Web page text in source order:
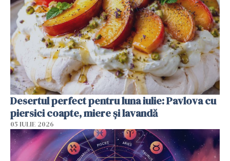
Desertul perfect pentru luna iulie: Pavlova cu
piersici coapte, miere și lavandă
05 IULIE 2026